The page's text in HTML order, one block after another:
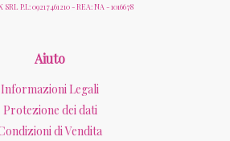
SRL P.I.: 09217461210 - REA: NA - 1016678
Aiuto
Informazioni Legali
Protezione dei dati
di Vendita